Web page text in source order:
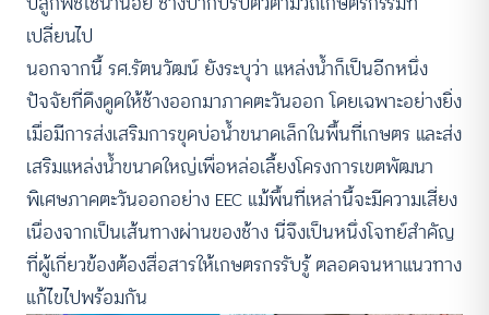
เปลี่ยนไป
นอกจากนี้ รศ.รัตนวัฒน์ ยังระบุว่า แหล่งน้ำก็เป็นอีกหนึ่ง
ปัจจัยที่ดึงดูดให้ช้างออกมาภาคตะวันออก โดยเฉพาะอย่างยิ่ง
เมื่อมีการส่งเสริมการขุดบ่อน้ำขนาดเล็กในพื้นที่เกษตร และส่ง
เสริมแหล่งน้ำขนาดใหญ่เพื่อหล่อเลี้ยงโครงการเขตพัฒนา
พิเศษภาคตะวันออกอย่าง EEC แม้พื้นที่เหล่านี้จะมีความเสี่ยง
เนื่องจากเป็นเส้นทางผ่านของช้าง นี่จึงเป็นหนึ่งโจทย์สำคัญ
ที่ผู้เกี่ยวข้องต้องสื่อสารให้เกษตรกรรับรู้ ตลอดจนหาแนวทาง
แก้ไขไปพร้อมกัน